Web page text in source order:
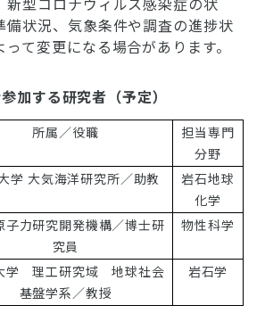
備状況、気象条件や調査の進捗状
て変更になる場合があります。
加する研究者（予定）
所属／役職
担当専門
分野
学 大気海洋研究所／助教
岩石地球
化学
子力研究開発機構／博士研
究員
物性科学
学 理工研究域 地球社会
基盤学系／教授
岩石学